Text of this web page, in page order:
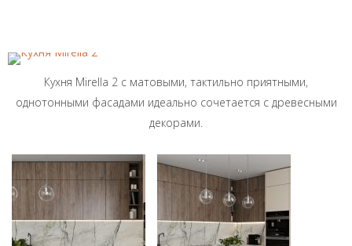
Кухня Mirella 2 с матовыми, тактильно приятными,
однотонными фасадами идеально сочетается с древесными
декорами.